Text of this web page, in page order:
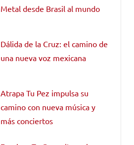
Metal desde Brasil al mundo
Dálida de la Cruz: el camino de
una nueva voz mexicana
Atrapa Tu Pez impulsa su
camino con nueva música y
más conciertos